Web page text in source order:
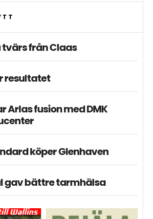
tvärs från Claas
resultatet
Arlas fusion med DMK
köper Glenhaven
gav bättre tarmhälsa